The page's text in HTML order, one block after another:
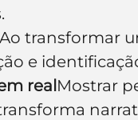
transformar
e
realMostrar